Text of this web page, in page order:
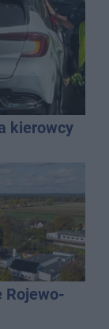
kierowcy
Rojewo-